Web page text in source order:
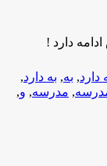
دارد !
دارد, به, به دارد,
, مدرسه, و,